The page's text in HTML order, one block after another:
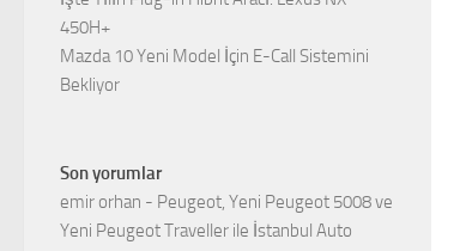
450H+
Mazda 10 Yeni Model İçin E-Call Sistemini
Bekliyor
Son yorumlar
emir orhan - Peugeot, Yeni Peugeot 5008 ve
Yeni Peugeot Traveller ile İstanbul Auto